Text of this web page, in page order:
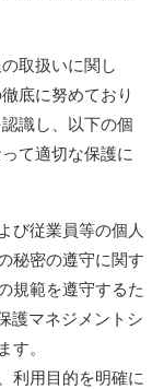
取扱いに関し
底に努めており
識し、以下の個
て適切な保護に
び従業員等の個人
秘密の遵守に関す
規範を遵守するた
護マネジメントシ
。
利用目的を明確に